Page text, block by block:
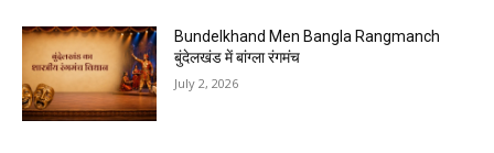
Bundelkhand Men Bangla Rangmanch
बुंदेलखंड में बांग्ला रंगमंच
July 2, 2026